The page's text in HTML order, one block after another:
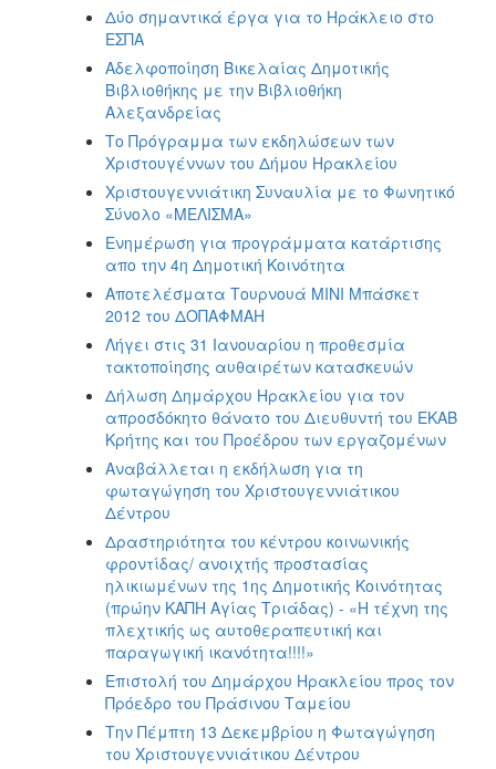
Δύο σημαντικά έργα για το Ηράκλειο στο
ΕΣΠΑ
Αδελφοποίηση Βικελαίας Δημοτικής
Βιβλιοθήκης με την Βιβλιοθήκη
Αλεξανδρείας
Το Πρόγραμμα των εκδηλώσεων των
Χριστουγέννων του Δήμου Ηρακλείου
Χριστουγεννιάτικη Συναυλία με το Φωνητικό
Σύνολο «ΜΕΛΙΣΜΑ»
Ενημέρωση για προγράμματα κατάρτισης
απο την 4η Δημoτική Κοινότητα
Αποτελέσματα Τουρνουά ΜΙΝΙ Μπάσκετ
2012 του ΔΟΠΑΦΜΑΗ
Λήγει στις 31 Ιανουαρίου η προθεσμία
τακτοποίησης αυθαιρέτων κατασκευών
Δήλωση Δημάρχου Ηρακλείου για τον
απροσδόκητο θάνατο του Διευθυντή του ΕΚΑΒ
Κρήτης και του Προέδρου των εργαζομένων
Αναβάλλεται η εκδήλωση για τη
φωταγώγηση του Χριστουγεννιάτικου
Δέντρου
Δραστηριότητα του κέντρου κοινωνικής
φροντίδας/ ανοιχτής προστασίας
ηλικιωμένων της 1ης Δημοτικής Κοινότητας
(πρώην ΚΑΠΗ Αγίας Τριάδας) - «Η τέχνη της
πλεχτικής ως αυτοθεραπευτική και
παραγωγική ικανότητα!!!!»
Επιστολή του Δημάρχου Ηρακλείου προς τον
Πρόεδρο του Πράσινου Ταμείου
Την Πέμπτη 13 Δεκεμβρίου η Φωταγώγηση
του Χριστουγεννιάτικου Δέντρου